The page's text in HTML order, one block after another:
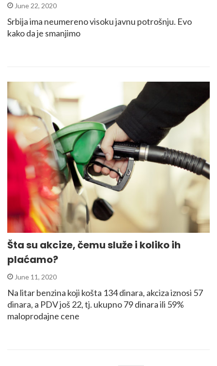
June 22, 2020
Srbija ima neumereno visoku javnu potrošnju. Evo
kako da je smanjimo
Šta su akcize, čemu služe i koliko ih
plaćamo?
June 11, 2020
Na litar benzina koji košta 134 dinara, akciza iznosi 57
dinara, a PDV još 22, tj. ukupno 79 dinara ili 59%
maloprodajne cene